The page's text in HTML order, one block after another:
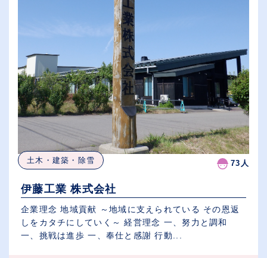
土木・建築・除雪 73人
伊藤工業 株式会社
企業理念 地域貢献 ～地域に支えられている その恩返
しをカタチにしていく～ 経営理念 一、努力と調和
一、挑戦は進歩 一、奉仕と感謝 行動...